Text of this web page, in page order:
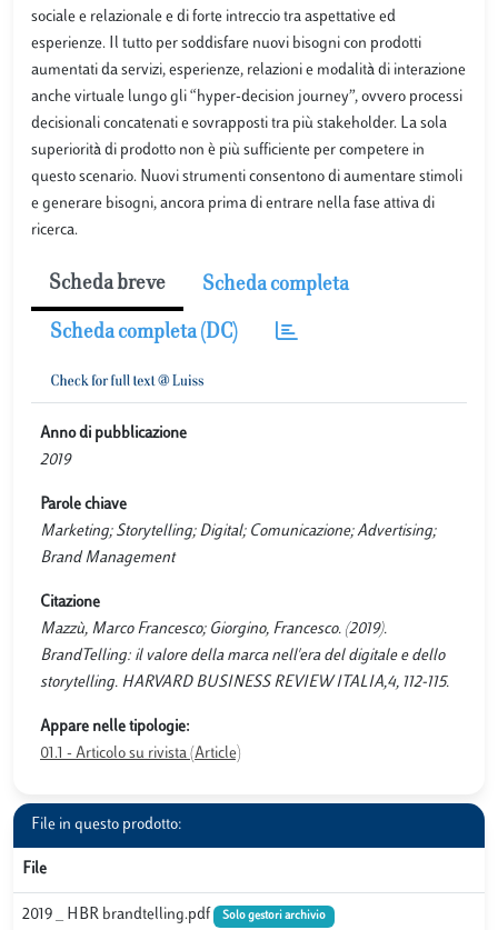
sociale e relazionale e di forte intreccio tra aspettative ed
esperienze. Il tutto per soddisfare nuovi bisogni con prodotti
aumentati da servizi, esperienze, relazioni e modalità di interazione
anche virtuale lungo gli “hyper-decision journey”, ovvero processi
decisionali concatenati e sovrapposti tra più stakeholder. La sola
superiorità di prodotto non è più sufficiente per competere in
questo scenario. Nuovi strumenti consentono di aumentare stimoli
e generare bisogni, ancora prima di entrare nella fase attiva di
ricerca.
Scheda breve Scheda completa
Scheda completa (DC)
Anno di pubblicazione
2019
Parole chiave
Marketing; Storytelling; Digital; Comunicazione; Advertising;
Brand Management
Citazione
Mazzù, Marco Francesco; Giorgino, Francesco. (2019).
BrandTelling: il valore della marca nell'era del digitale e dello
storytelling. HARVARD BUSINESS REVIEW ITALIA,4, 112-115.
Appare nelle tipologie:
01.1 - Articolo su rivista (Article)
File in questo prodotto:
File
2019 _ HBR brandtelling.pdf Solo gestori archivio